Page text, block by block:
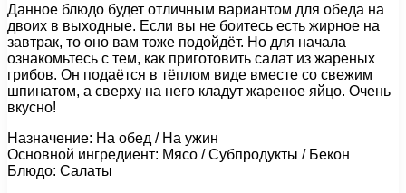
Данное блюдо будет отличным вариантом для обеда на
двоих в выходные. Если вы не боитесь есть жирное на
завтрак, то оно вам тоже подойдёт. Но для начала
ознакомьтесь с тем, как приготовить салат из жареных
грибов. Он подаётся в тёплом виде вместе со свежим
шпинатом, а сверху на него кладут жареное яйцо. Очень
вкусно!
Назначение: На обед / На ужин
Основной ингредиент: Мясо / Субпродукты / Бекон
Блюдо: Салаты